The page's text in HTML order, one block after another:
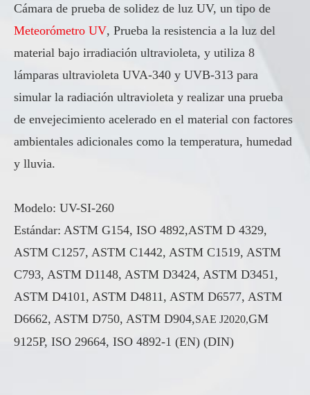
Cámara de prueba de solidez de luz UV, un tipo de
Meteorómetro UV, Prueba la resistencia a la luz del
material bajo irradiación ultravioleta, y utiliza 8
lámparas ultravioleta UVA-340 y UVB-313 para
simular la radiación ultravioleta y realizar una prueba
de envejecimiento acelerado en el material con factores
ambientales adicionales como la temperatura, humedad
y lluvia.
Modelo: UV-SI-260
Estándar: ASTM G154, ISO 4892,ASTM D 4329,
ASTM C1257, ASTM C1442, ASTM C1519, ASTM
C793, ASTM D1148, ASTM D3424, ASTM D3451,
ASTM D4101, ASTM D4811, ASTM D6577, ASTM
D6662, ASTM D750, ASTM D904,SAE J2020,GM
9125P, ISO 29664, ISO 4892-1 (EN) (DIN)